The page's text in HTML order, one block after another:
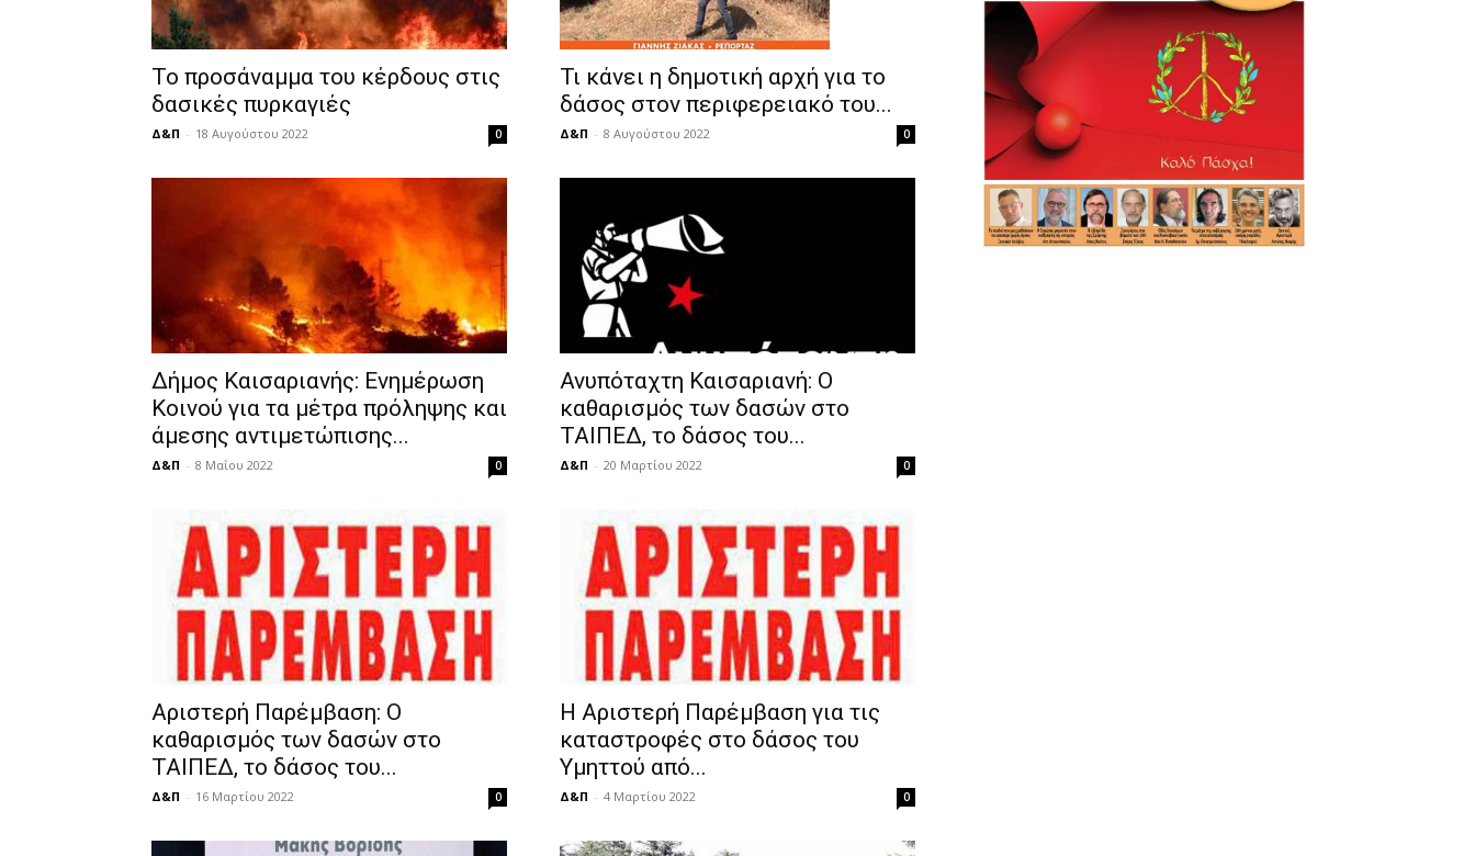
Το προσάναμμα του κέρδους στις
δασικές πυρκαγιές
Δ&Π - 18 Αυγούστου 2022 0
Τι κάνει η δημοτική αρχή για το
δάσος στον περιφερειακό του...
Δ&Π - 8 Αυγούστου 2022 0
Δήμος Καισαριανής: Ενημέρωση
Κοινού για τα μέτρα πρόληψης και
άμεσης αντιμετώπισης...
Δ&Π - 8 Μαΐου 2022 0
Ανυπόταχτη Καισαριανή: Ο
καθαρισμός των δασών στο
ΤΑΙΠΕΔ, το δάσος του...
Δ&Π - 20 Μαρτίου 2022 0
Αριστερή Παρέμβαση: Ο
καθαρισμός των δασών στο
ΤΑΙΠΕΔ, το δάσος του...
Δ&Π - 16 Μαρτίου 2022 0
Η Αριστερή Παρέμβαση για τις
καταστροφές στο δάσος του
Υμηττού από...
Δ&Π - 4 Μαρτίου 2022 0